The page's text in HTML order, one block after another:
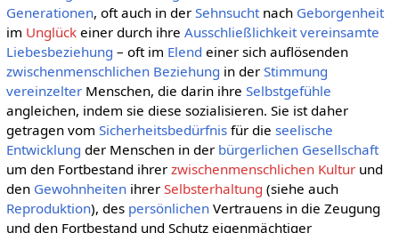
Generationen, oft auch in der Sehnsuchtnach Geborgenheit
im Unglückeiner durch ihre Ausschließlichkeit vereinsamte
Liebesbeziehung – oft im Elend einer sich auflösenden
zwischenmenschlichen Beziehung in der Stimmung
vereinzelterMenschen, die darin ihre Selbstgefühle
angleichen, indem sie diese sozialisieren. Sie ist daher
getragen vom Sicherheitsbedürfnisfür die seelische
Entwicklung der Menschen in der bürgerlichen Gesellschaft
um den Fortbestand ihrer zwischenmenschlichen Kulturund
den Gewohnheitenihrer Selbsterhaltung (siehe auch
Reproduktion), des persönlichenVertrauens in die Zeugung
und den Fortbestand und Schutz eigenmächtiger